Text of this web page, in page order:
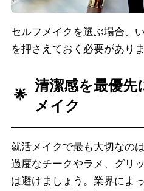
セルフメイクを選ぶ場合、
を押さえておく必要がありま
清潔感を最優
メイク
就活メイクで最も大切なのは
過度なチークやラメ、グリ
は避けましょう。業界によ